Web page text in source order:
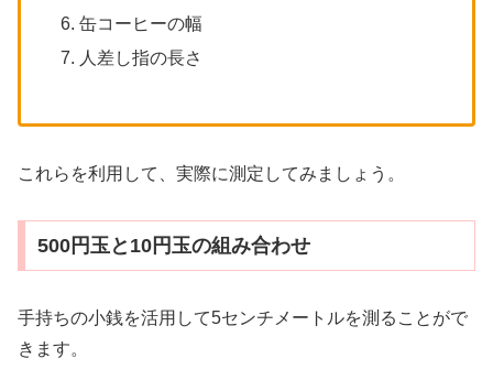
缶コーヒーの幅
人差し指の長さ
これらを利用して、実際に測定してみましょう。
500円玉と10円玉の組み合わせ
手持ちの小銭を活用して5センチメートルを測ることがで
きます。